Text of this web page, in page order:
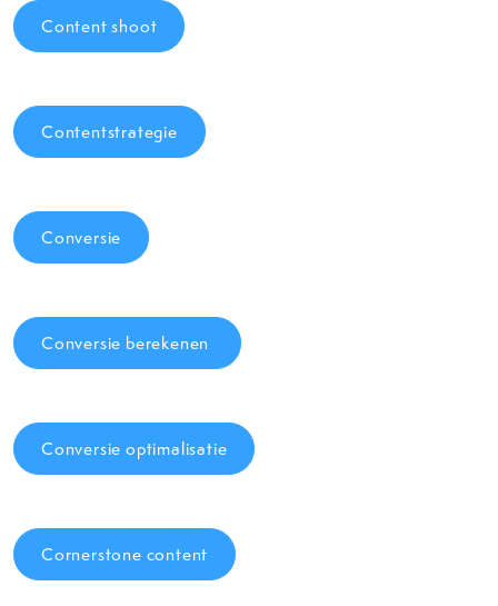
Content shoot
Contentstrategie
Conversie
Conversie berekenen
Conversie optimalisatie
Cornerstone content